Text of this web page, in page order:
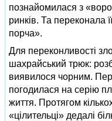
познайомилася з
ринків. Та переконала
порча».
Для переконливості
шахрайський трюк:
виявилося чорним.
погодилася на серію
життя. Протягом
«цілительці» дедалі